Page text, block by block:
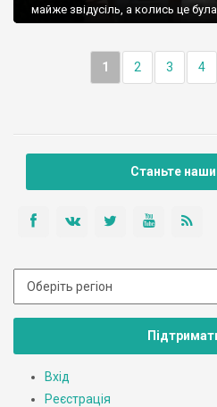
майже звідусіль, а колись це
1 2 3 4
Станьте
Вхід
Реєстрація